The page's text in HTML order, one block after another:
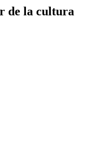
de la cultura